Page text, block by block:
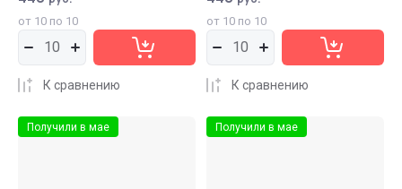
от 10 по 10
К сравнению
от 10 по 10
К сравнению
Получили в мае Получили в мае